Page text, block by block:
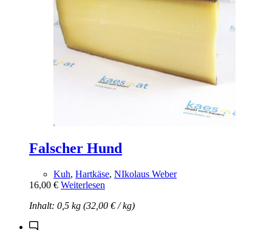
Falscher Hund
Kuh, Hartkäse, NIkolaus Weber
16,00 € Weiterlesen
Inhalt: 0,5 kg (32,00 €/kg)